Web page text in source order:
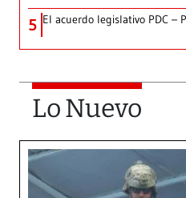
5 El acuerdo legislativo PDC –
Lo Nuevo